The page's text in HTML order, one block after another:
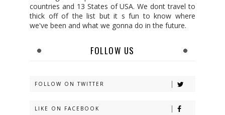
countries and 13 States of USA. We dont travel to
thick off of the list but it s fun to know where
we've been and what we gonna do in the future.
FOLLOW US
FOLLOW ON TWITTER
LIKE ON FACEBOOK